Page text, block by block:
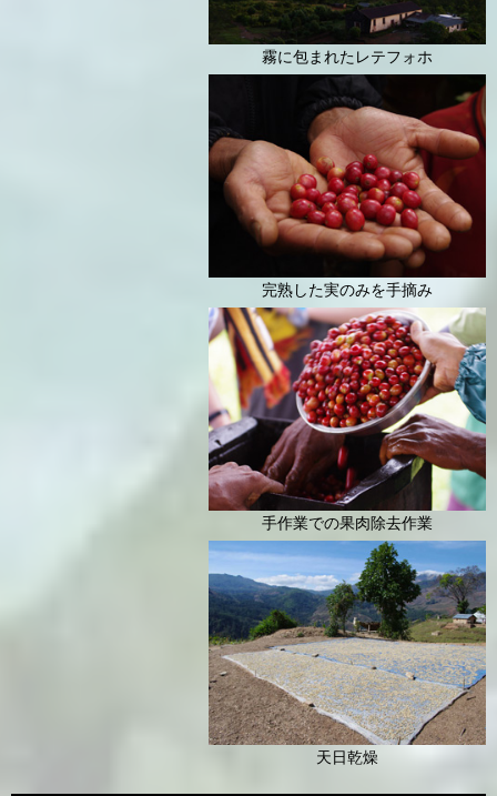
霧に包まれたレテフォホ
完熟した実のみを手摘み
手作業での果肉除去作業
天日乾燥